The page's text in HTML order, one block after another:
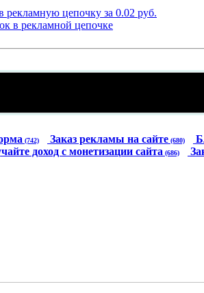
(742) Заказ рекламы на сайте (680)
доход с монетизации сайта (686)